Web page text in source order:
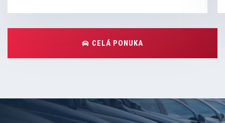
CELÁ PONUKA